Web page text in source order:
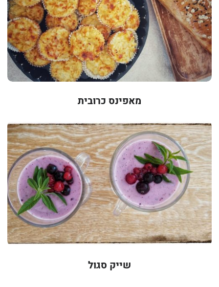
מאפינס כרובית
שייק סגול